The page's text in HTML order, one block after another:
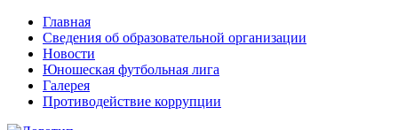
Главная
Сведения об образовательной организации
Новости
Юношеская футбольная лига
Галерея
Противодействие коррупции